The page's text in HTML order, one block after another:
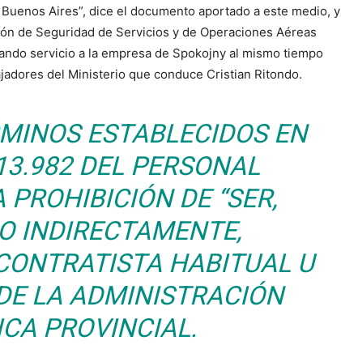
Aires”, dice el documento aportado a este medio, y
de Seguridad de Servicios y de Operaciones Aéreas
servicio a la empresa de Spokojny al mismo tiempo
del Ministerio que conduce Cristian Ritondo.
ESTABLECIDOS EN
DEL PERSONAL
DE “SER,
INDIRECTAMENTE,
HABITUAL U
LA ADMINISTRACIÓN
PROVINCIAL.